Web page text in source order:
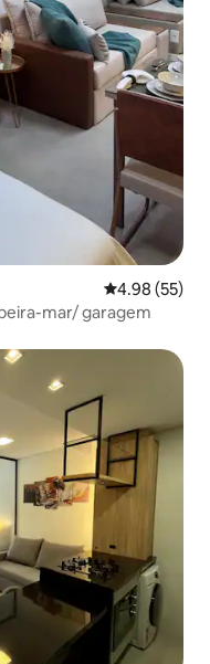
औसत रेटिंग 5 में
4.98 (55)
mar/ garagem